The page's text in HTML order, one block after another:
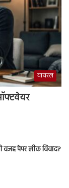
वायरल
वजह पेपर लीक विवाद?